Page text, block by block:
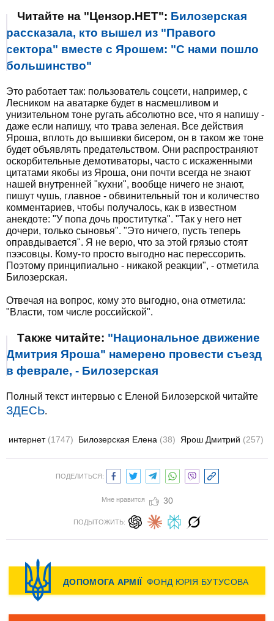
Читайте на "Цензор.НЕТ": Билозерская
рассказала, кто вышел из "Правого
сектора" вместе с Ярошем: "С нами пошло
большинство"
Это работает так: пользователь соцсети, например, с
Лесником на аватарке будет в насмешливом и
унизительном тоне ругать абсолютно все, что я напишу -
даже если напишу, что трава зеленая. Все действия
Яроша, вплоть до вышивки бисером, он в таком же тоне
будет объявлять предательством. Они распространяют
оскорбительные демотиваторы, часто с искаженными
цитатами якобы из Яроша, они почти всегда не знают
нашей внутренней "кухни", вообще ничего не знают,
пишут чушь, главное - обвинительный тон и количество
комментариев, чтобы получалось, как в известном
анекдоте: "У попа дочь проститутка". "Так у него нет
дочери, только сыновья". "Это ничего, пусть теперь
оправдывается". Я не верю, что за этой грязью стоят
пээсовцы. Кому-то просто выгодно нас перессорить.
Поэтому принципиально - никакой реакции", - отметила
Билозерская.
Отвечая на вопрос, кому это выгодно, она отметила:
"Власти, том числе российской".
Также читайте: "Национальное движение
Дмитрия Яроша" намерено провести съезд
в феврале, - Билозерская
Полный текст интервью с Еленой Билозерской читайте
ЗДЕСЬ.
интернет (1747) Билозерская Елена (38) Ярош Дмитрий (257)
ПОДЕЛИТЬСЯ:
Мне нравится 30
ПОДЫТОЖИТЬ: